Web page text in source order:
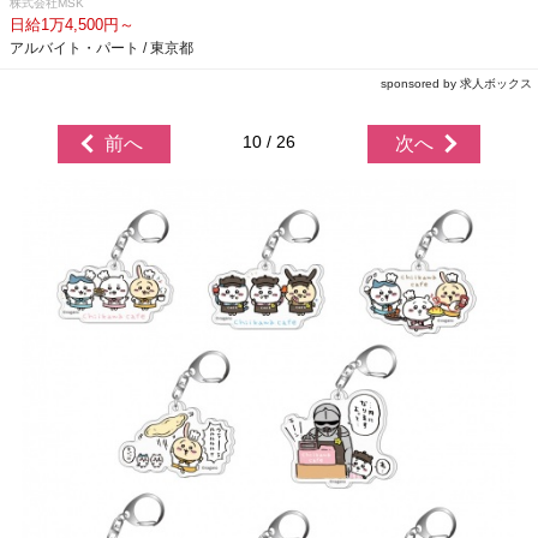
株式会社MSK
日給1万4,500円～
アルバイト・パート / 東京都
sponsored by 求人ボックス
前へ 10 / 26 次へ